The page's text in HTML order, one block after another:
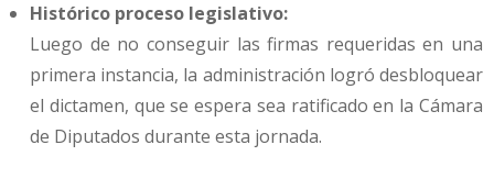
Histórico proceso legislativo:
Luego de no conseguir las firmas requeridas en una
primera instancia, la administración logró desbloquear
el dictamen, que se espera sea ratificado en la Cámara
de Diputados durante esta jornada.